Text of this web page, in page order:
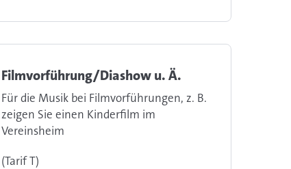
Filmvorführung/Diashow u. Ä.
Für die Musik bei Filmvorführungen, z. B.
zeigen Sie einen Kinderfilm im
Vereinsheim
(Tarif T)